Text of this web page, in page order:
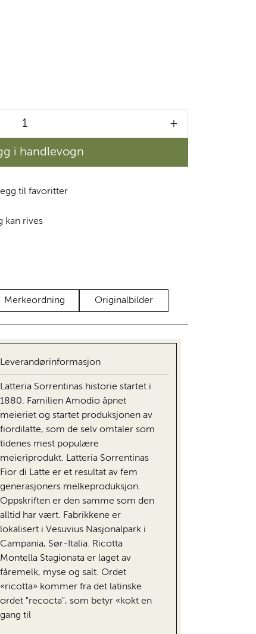
+
i handlevogn
til favoritter
kan rives
Merkeordning Originalbilder
Leverandørinformasjon
Latteria Sorrentinas historie startet i
1880. Familien Amodio åpnet
meieriet og startet produksjonen av
fiordilatte, som de selv omtaler som
tidenes mest populære
meieriprodukt. Latteria Sorrentinas
Fior di Latte er et resultat av fem
generasjoners melkeproduksjon.
Oppskriften er den samme som den
alltid har vært. Fabrikkene er
lokalisert i Vesuvius Nasjonalpark i
Campania, Sør-Italia. Ricotta
Montella Stagionata er laget av
fåremelk, myse og salt. Ordet
«ricotta» kommer fra det latinske
ordet "recocta", som betyr «kokt en
gang til